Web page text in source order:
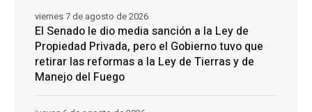
El Senado le dio media sanción a la Ley de
Propiedad Privada, pero el Gobierno tuvo que
retirar las reformas a la Ley de Tierras y de
Manejo del Fuego
viernes 7 de agosto de 2026